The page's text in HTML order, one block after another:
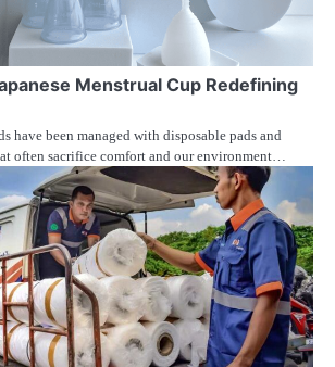
Menstrual Cup Redefining
have been managed with disposable pads and
often sacrifice comfort and our environment…